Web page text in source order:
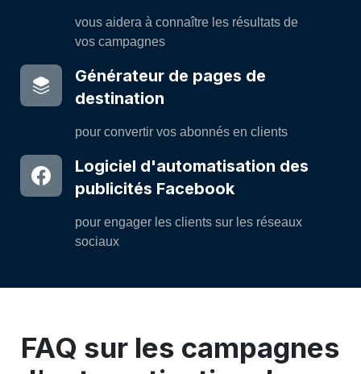
vous aidera à connaître les résultats de
vos campagnes
Générateur de pages de
destination
pour convertir vos abonnés en clients
Logiciel d'automatisation des
publicités Facebook
pour engager les clients sur les réseaux
sociaux
FAQ sur les campagnes